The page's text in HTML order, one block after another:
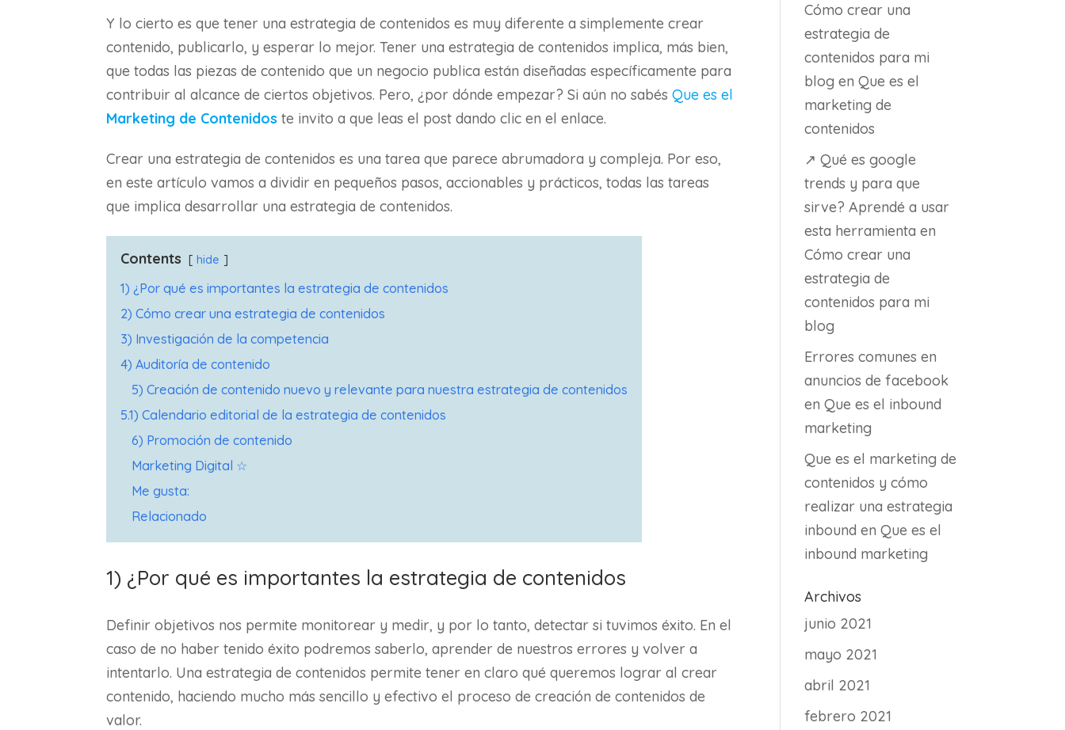
Y lo cierto es que tener una estrategia de contenidos es muy diferente a simplemente crear
contenido, publicarlo, y esperar lo mejor. Tener una estrategia de contenidos implica, más bien,
que todas las piezas de contenido que un negocio publica están diseñadas específicamente para
contribuir al alcance de ciertos objetivos. Pero, ¿por dónde empezar? Si aún no sabésQue es el
Marketing de Contenidos te invito a que leas el post dando clic en el enlace.
Crear una estrategia de contenidos es una tarea que parece abrumadora y compleja. Por eso,
en este artículo vamos a dividir en pequeños pasos, accionables y prácticos, todas las tareas
que implica desarrollar una estrategia de contenidos.
Contents hide
1) ¿Por qué es importantes la estrategia de contenidos
2) Cómo crear una estrategia de contenidos
3) Investigación de la competencia
4) Auditoría de contenido
5) Creación de contenido nuevo y relevante para nuestra estrategia de contenidos
5.1) Calendario editorial de la estrategia de contenidos
6) Promoción de contenido
Marketing Digital ☆
Me gusta:
Relacionado
1) ¿Por qué es importantes la estrategia de contenidos
Definir objetivos nos permite monitorear y medir, y por lo tanto, detectar si tuvimos éxito. En el
caso de no haber tenido éxito podremos saberlo, aprender de nuestros errores y volver a
intentarlo. Una estrategia de contenidos permite tener en claro qué queremos lograr al crear
contenido, haciendo mucho más sencillo y efectivo el proceso de creación de contenidos de
valor.
Cómo crear una
estrategia de
contenidos para mi
blog enQue es el
marketing de
contenidos
↗ Qué es google
trends y para que
sirve? Aprendé a usar
esta herramienta en
Cómo crear una
estrategia de
contenidos para mi
blog
Errores comunes en
anuncios de facebook
enQue es el inbound
marketing
Que es el marketing de
contenidos y cómo
realizar una estrategia
inbound enQue es el
inbound marketing
Archivos
junio 2021
mayo 2021
abril 2021
febrero 2021